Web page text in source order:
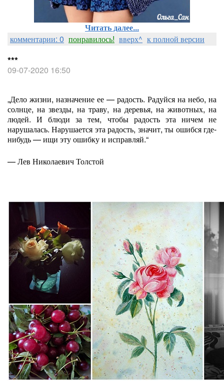
Читать далее...
комментарии: 0 понравилось! вверх^ к полной версии
***
09-07-2020 16:50
„Дело жизни, назначение ее — радость. Радуйся на небо, на
солнце, на звезды, на траву, на деревья, на животных, на
людей. И блюди за тем, чтобы радость эта ничем не
нарушалась. Нарушается эта радость, значит, ты ошибся где-
нибудь — ищи эту ошибку и исправляй.“
— Лев Николаевич Толстой